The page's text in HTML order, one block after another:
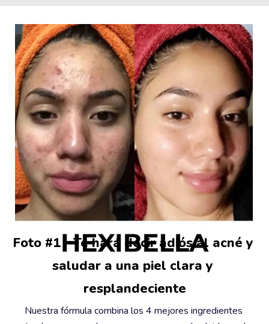
Foto #1 - Te hará decir adiós al acné y
saludar a una piel clara y
resplandeciente
Nuestra fórmula combina los 4 mejores ingredientes